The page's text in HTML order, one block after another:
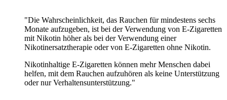
"Die Wahrscheinlichkeit, das Rauchen für mindestens sechs
Monate aufzugeben, ist bei der Verwendung von E-Zigaretten
mit Nikotin höher als bei der Verwendung einer
Nikotinersatztherapie oder von E-Zigaretten ohne Nikotin.
Nikotinhaltige E-Zigaretten können mehr Menschen dabei
helfen, mit dem Rauchen aufzuhören als keine Unterstützung
oder nur Verhaltensunterstützung."